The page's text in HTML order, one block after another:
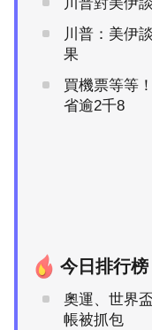
川普：美伊
果
買機票等等
省逾2千8
今日排行榜
奧運、世界
帳被抓包